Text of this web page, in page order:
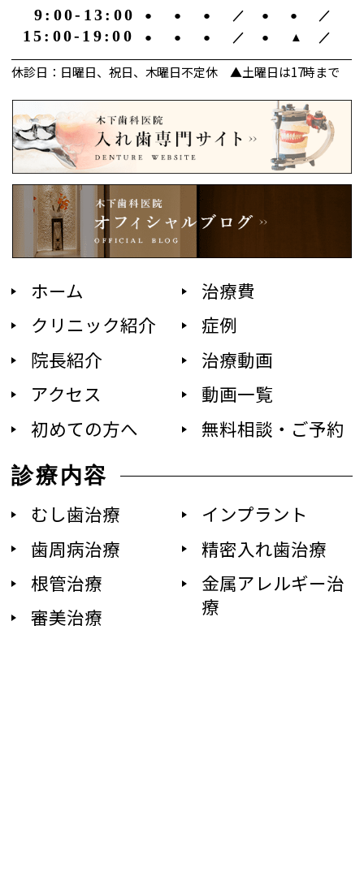
9:00-13:00 ● ● ● ／ ● ● ／
15:00-19:00 ● ● ● ／ ● ▲ ／
休診日：日曜日、祝日、木曜日不定休 ▲土曜日は17時まで
ホーム
クリニック紹介
院長紹介
アクセス
初めての方へ
治療費
症例
治療動画
動画一覧
無料相談・ご予約
診療内容
むし歯治療
歯周病治療
根管治療
審美治療
インプラント
精密入れ歯治療
金属アレルギー治
療